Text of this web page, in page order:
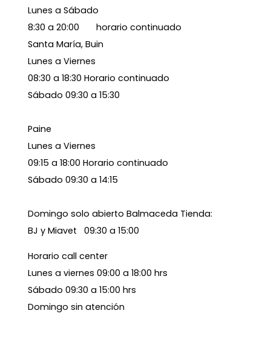
Lunes a Sábado
8:30 a 20:00 horario continuado
Santa María, Buin
Lunes a Viernes
08:30 a 18:30 Horario continuado
Sábado 09:30 a 15:30
Paine
Lunes a Viernes
09:15 a 18:00 Horario continuado
Sábado 09:30 a 14:15
Domingo solo abierto Balmaceda Tienda:
BJ y Miavet 09:30 a 15:00
Horario call center
Lunes a viernes 09:00 a 18:00 hrs
Sábado 09:30 a 15:00 hrs
Domingo sin atención